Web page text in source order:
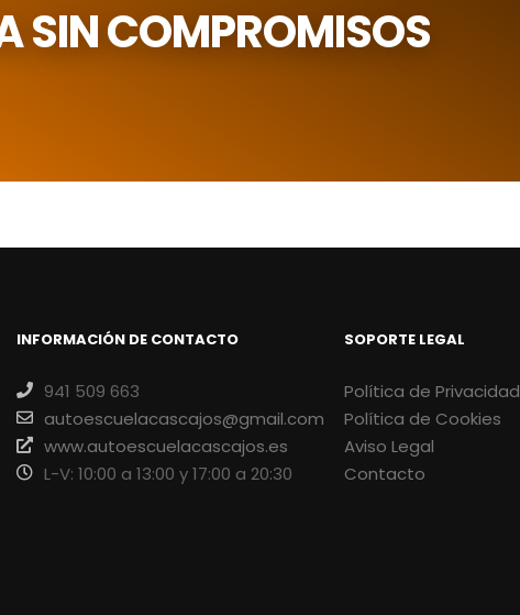
SIN COMPROMISOS
INFORMACIÓN DE CONTACTO
941 509 663
autoescuelacascajos@gmail.com
www.autoescuelacascajos.es
L-V: 10:00 a 13:00 y 17:00 a 20:30
SOPORTE LEGAL
Política de Privacidad
Política de Cookies
Aviso Legal
Contacto